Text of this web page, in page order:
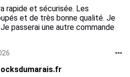
rapide et sécurisée. Les
et de très bonne qualité. Je
passerai une autre commande